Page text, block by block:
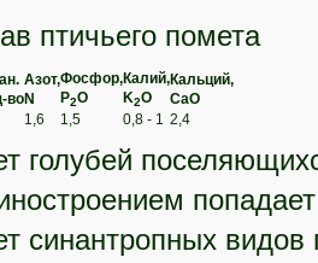
птичьего помета
во
Азот,
N
Фосфор,
P2O
Калий,
K2O
Кальций,
CaO
1,6 1,5 0,8 - 1 2,4
голубей
синантропных